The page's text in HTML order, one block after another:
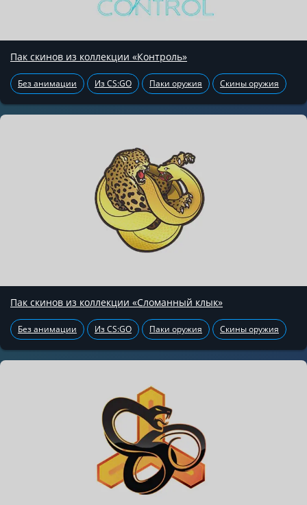
Пак скинов из коллекции «Контроль»
Без анимации Из CS:GO Паки оружия Скины оружия
Пак скинов из коллекции «Сломанный клык»
Без анимации Из CS:GO Паки оружия Скины оружия